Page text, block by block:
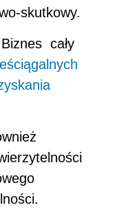
skutkowy.
cały